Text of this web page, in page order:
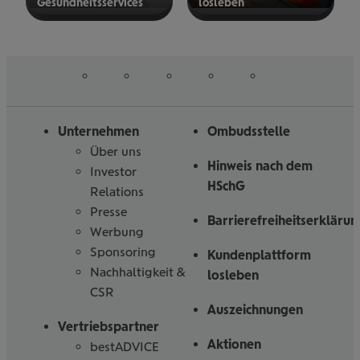
Gesund­heits­ser­vices los­le­ben
Unternehmen
Über uns
Investor
Relations
Presse
Werbung
Sponsoring
Nachhaltigkeit &
CSR
Vertriebspartner
bestADVICE
Ombudsstelle
Hinweis nach dem
HSchG
Kundenplattform
losleben
Auszeichnungen
Aktionen
uns